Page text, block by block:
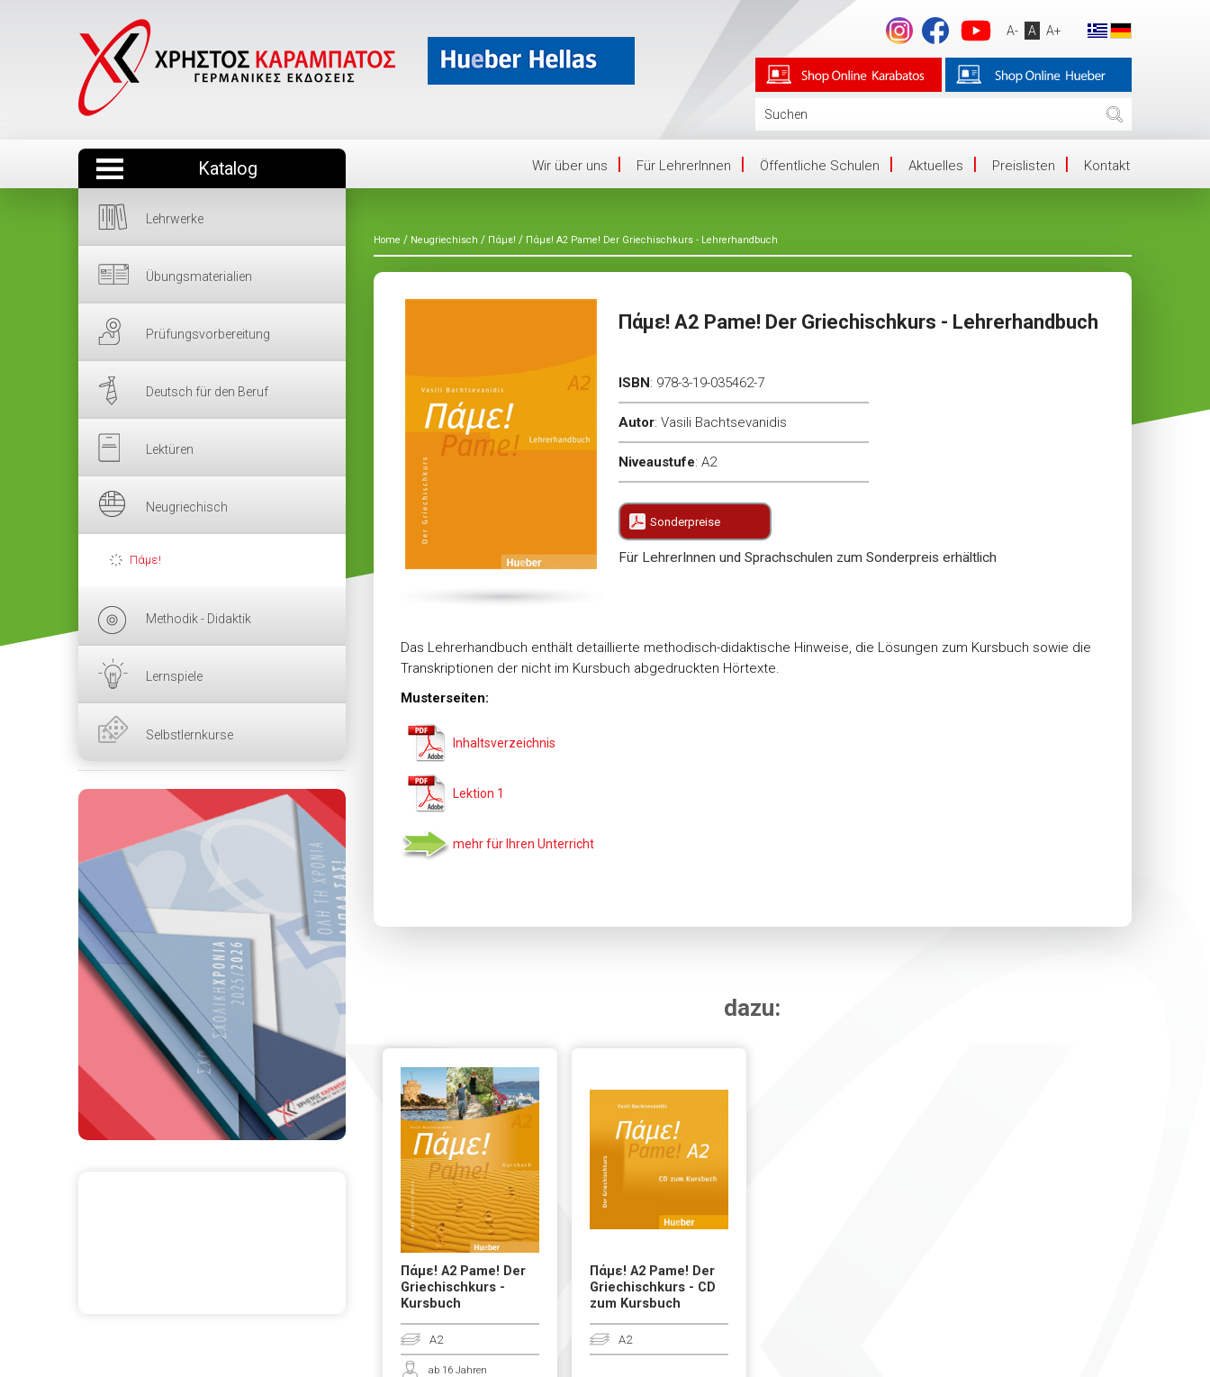
A- A A+
Katalog Wir über uns Für LehrerInnen Öffentliche Schulen Aktuelles Preislisten Kontakt
Lehrwerke
Übungsmaterialien
Prüfungsvorbereitung
Deutsch für den Beruf
Lektüren
Neugriechisch
Πάμε!
Methodik - Didaktik
Lernspiele
Selbstlernkurse
Home / Neugriechisch / Πάμε! / Πάμε! A2 Pame! Der Griechischkurs - Lehrerhandbuch
Πάμε! A2 Pame! Der Griechischkurs - Lehrerhandbuch
ISBN: 978-3-19-035462-7
Autor:Vasili Bachtsevanidis
Niveaustufe:A2
Sonderpreise
Für LehrerInnen und Sprachschulen zum Sonderpreis erhältlich
Das Lehrerhandbuch enthält detaillierte methodisch-didaktische Hinweise, die Lösungen zum Kursbuch sowie die
Transkriptionen der nicht im Kursbuch abgedruckten Hörtexte.
Musterseiten:
Inhaltsverzeichnis
Lektion 1
mehr für Ihren Unterricht
dazu:
Πάμε! A2 Pame! Der
Griechischkurs -
Kursbuch
A2
ab 16 Jahren
Πάμε! A2 Pame! Der
Griechischkurs - CD
zum Kursbuch
A2